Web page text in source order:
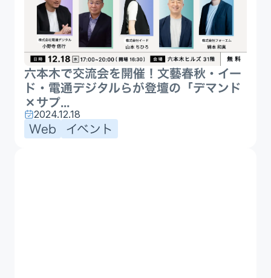
六本木で交流会を開催！文藝春秋・イー
ド・電通デジタルらが登壇の「デマンド
×サプ...
2024.12.18
Web イベント